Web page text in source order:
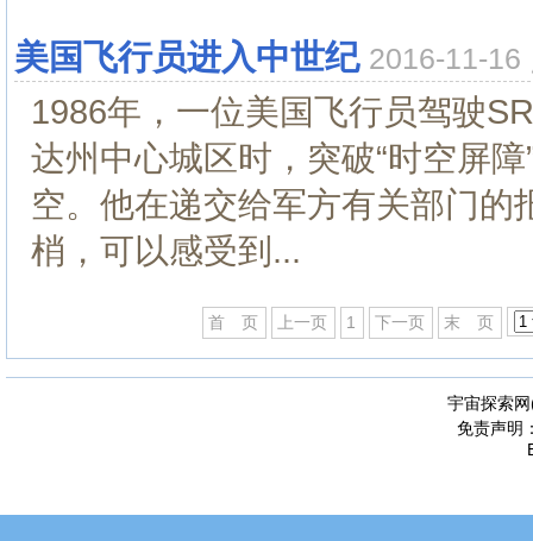
美国飞行员进入中世纪 2016-11-16
1986年，一位美国飞行员驾驶
达州中心城区时，突破“时空屏
空。他在递交给军方有关部门的
梢，可以感受到...
首 页 上一页 1 下一页 末 页
宇宙探索
免责声明